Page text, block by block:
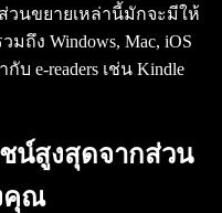
ส่วนขยายเหล่านี้มักจะมีให้
ถึง Windows, Mac, iOS
บ e-readers เช่น Kindle
น์สูงสุดจากส่วน
คุณ